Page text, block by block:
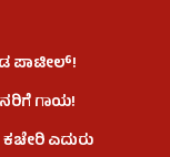
ಪಾಟೀಲ್‌!
ಗಾಯ!
ಎದುರು